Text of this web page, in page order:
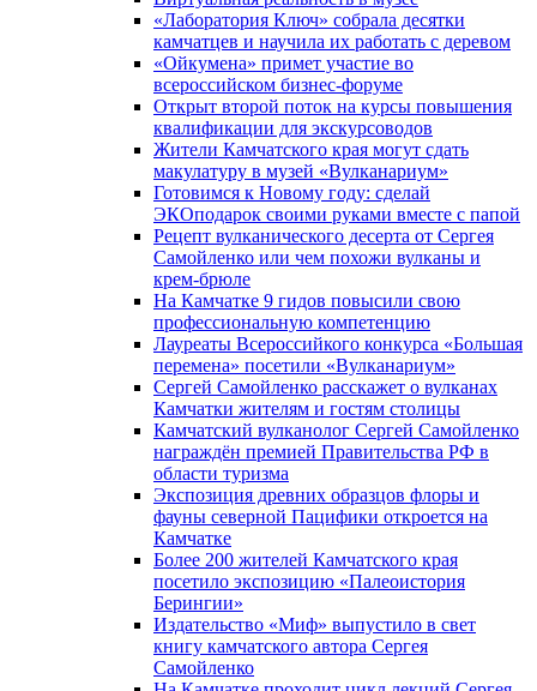
«Лаборатория Ключ» собрала десятки
камчатцев и научила их работать с деревом
«Ойкумена» примет участие во
всероссийском бизнес-форуме
Открыт второй поток на курсы повышения
квалификации для экскурсоводов
Жители Камчатского края могут сдать
макулатуру в музей «Вулканариум»
Готовимся к Новому году: сделай
ЭКОподарок своими руками вместе с папой
Рецепт вулканического десерта от Сергея
Самойленко или чем похожи вулканы и
крем-брюле
На Камчатке 9 гидов повысили свою
профессиональную компетенцию
Лауреаты Всероссийкого конкурса «Большая
перемена» посетили «Вулканариум»
Сергей Самойленко расскажет о вулканах
Камчатки жителям и гостям столицы
Камчатский вулканолог Сергей Самойленко
награждён премией Правительства РФ в
области туризма
Экспозиция древних образцов флоры и
фауны северной Пацифики откроется на
Камчатке
Более 200 жителей Камчатского края
посетило экспозицию «Палеоистория
Берингии»
Издательство «Миф» выпустило в свет
книгу камчатского автора Сергея
Самойленко